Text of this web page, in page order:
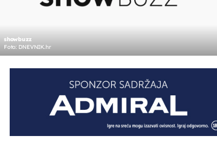
showbuzz
Foto: DNEVNIK.hr